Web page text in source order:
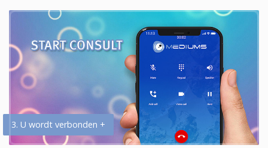
3. U wordt verbonden +